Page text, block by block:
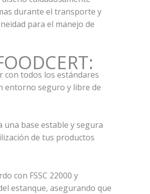
durante el transporte y
para el manejo de
con todos los estándares
entorno seguro y libre de
una base estable y segura
de tus productos
con FSSC 22000 y
estanque, asegurando que